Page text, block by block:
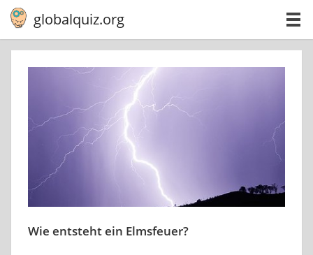
globalquiz.org
Wie entsteht ein Elmsfeuer?